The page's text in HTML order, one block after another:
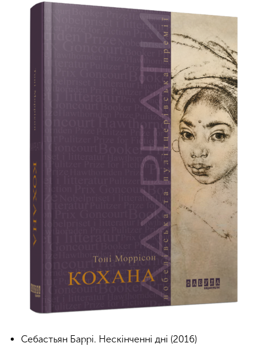
Себастьян Баррі. Нескінченні дні (2016)